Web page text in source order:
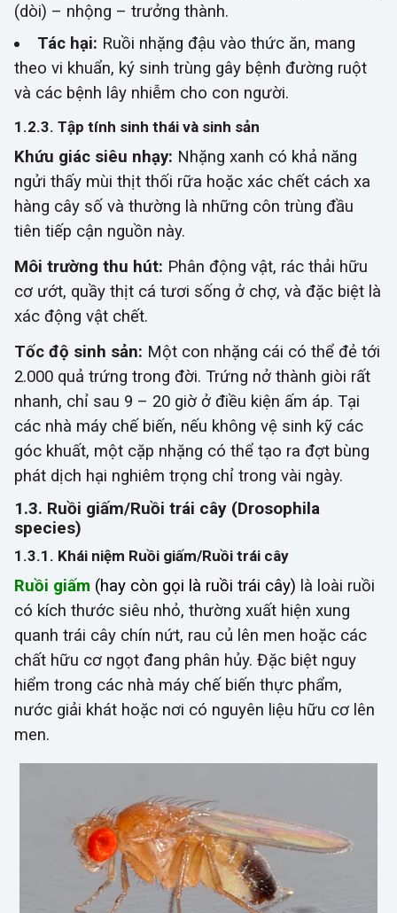
(dòi) – nhộng – trưởng thành.
Tác hại: Ruồi nhặng đậu vào thức ăn, mang
theo vi khuẩn, ký sinh trùng gây bệnh đường ruột
và các bệnh lây nhiễm cho con người.
1.2.3. Tập tính sinh thái và sinh sản
Khứu giác siêu nhạy: Nhặng xanh có khả năng
ngửi thấy mùi thịt thối rữa hoặc xác chết cách xa
hàng cây số và thường là những côn trùng đầu
tiên tiếp cận nguồn này.
Môi trường thu hút: Phân động vật, rác thải hữu
cơ ướt, quầy thịt cá tươi sống ở chợ, và đặc biệt là
xác động vật chết.
Tốc độ sinh sản: Một con nhặng cái có thể đẻ tới
2.000 quả trứng trong đời. Trứng nở thành giòi rất
nhanh, chỉ sau 9 – 20 giờ ở điều kiện ấm áp. Tại
các nhà máy chế biến, nếu không vệ sinh kỹ các
góc khuất, một cặp nhặng có thể tạo ra đợt bùng
phát dịch hại nghiêm trọng chỉ trong vài ngày.
1.3. Ruồi giấm/Ruồi trái cây (Drosophila
species)
1.3.1. Khái niệm Ruồi giấm/Ruồi trái cây
Ruồi giấm (hay còn gọi là ruồi trái cây) là loài ruồi
có kích thước siêu nhỏ, thường xuất hiện xung
quanh trái cây chín nứt, rau củ lên men hoặc các
chất hữu cơ ngọt đang phân hủy. Đặc biệt nguy
hiểm trong các nhà máy chế biến thực phẩm,
nước giải khát hoặc nơi có nguyên liệu hữu cơ lên
men.